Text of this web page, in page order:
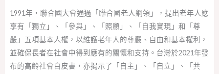
1991年，聯合國大會通過「聯合國老人綱領」，提出老年人應
享有「獨立」、「參與」、「照顧」、「自我實現」和「尊
嚴」五項基本人權，以維護老年人的尊嚴、自由和基本權利，
並確保長者在社會中得到應有的關懷和支持。台灣於2021年發
布的高齡社會白皮書，亦揭示了「自主」、「自立」、「共